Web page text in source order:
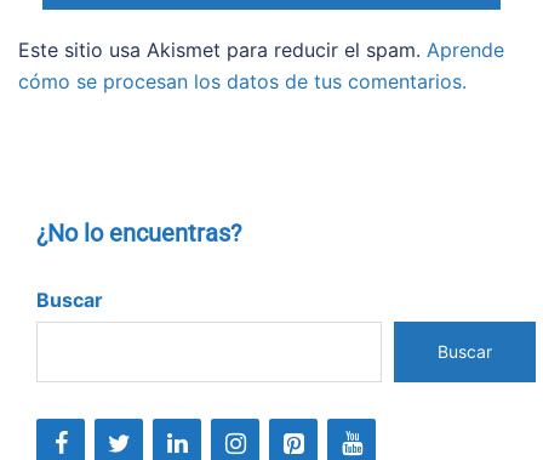
Este sitio usa Akismet para reducir el spam. Aprende
cómo se procesan los datos de tus comentarios.
¿No lo encuentras?
Buscar
Buscar